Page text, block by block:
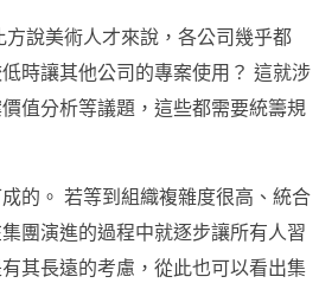
說美術人才來說，各公司幾乎都
時讓其他公司的專案使用？ 這就涉
值分析等議題，這些都需要統籌規
的。 若等到組織複雜度很高、統合
團演進的過程中就逐步讓所有人習
其長遠的考慮，從此也可以看出集